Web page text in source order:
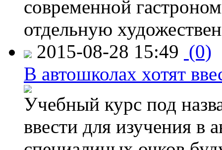
современной
отдельную
2015-08-28 15:49 (0)
В автошколах хотят
Учебный курс под
ввести для изучения